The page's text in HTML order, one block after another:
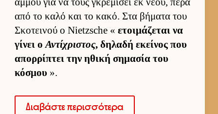
από το καλό και το κακό. Στα βήματα του
Σκοτει­νού ο Nietzsche « ετοι­μάζεται να
γίνει οΑντίχριστος, δηλαδή εκεί­νος που
απορ­ρίπτει την ηθική σημασία του
κόσμου ».
Δια­βάστε περισ­σότερα